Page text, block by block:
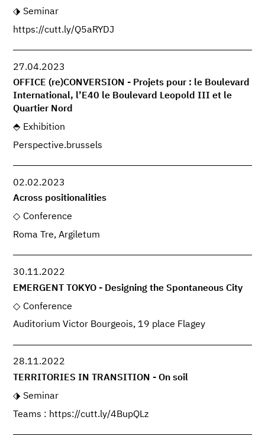
Seminar
https://cutt.ly/Q5aRYDJ
27.04.2023
OFFICE (re)CONVERSION - Projets pour : le Boulevard
International, l’E40 le Boulevard Leopold III et le
Quartier Nord
Exhibition
Perspective.brussels
02.02.2023
Across positionalities
Conference
Roma Tre, Argiletum
30.11.2022
EMERGENT TOKYO - Designing the Spontaneous City
Conference
Auditorium Victor Bourgeois, 19 place Flagey
28.11.2022
TERRITORIES IN TRANSITION - On soil
Seminar
Teams : https://cutt.ly/4BupQLz